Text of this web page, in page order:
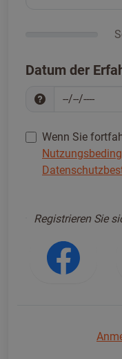
Datum der
Wenn Sie
Registrieren Sie